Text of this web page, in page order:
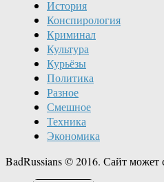
История
Конспирология
Криминал
Культура
Курьёзы
Политика
Разное
Смешное
Техника
Экономика
BadRussians © 2016. Сайт может